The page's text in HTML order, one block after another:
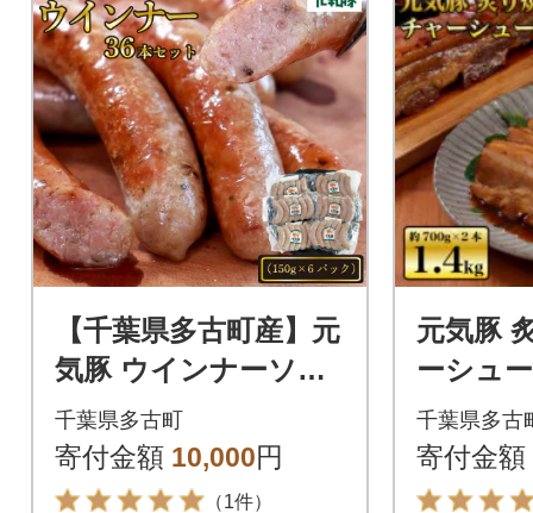
【千葉県多古町産】元
気豚 ウインナーソー
セージセット(36本入
り)
千葉県多古町
寄付金額 10,000円
（1件）
元気豚
ーシュ
g×2本)
歳暮な
おすす
千葉県多古
寄付金額